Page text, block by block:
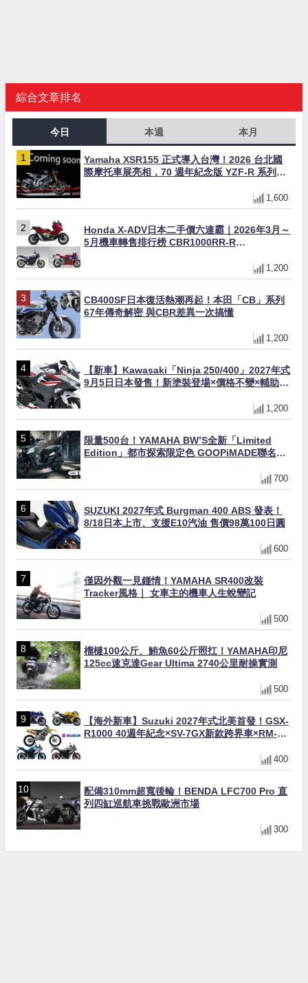
綜合文章排名
今日 本週 本月
Yamaha XSR155 正式導入台灣！2026 台北國
際摩托車展亮相，70 週年紀念版 YZF-R 系列限
1,600
Honda X-ADV日本二手價六連霸｜2026年3月～
5月機車轉售排行榜 CBR1000RR-R
1,200
CB400SF日本復活熱潮再起！本田「CB」系列
67年傳奇解密 與CBR差異一次搞懂
1,200
【新車】Kawasaki「Ninja 250/400」2027年式
9月5日日本發售！新塗裝登場×價格不變×輔助滑
1,200
限量500台！YAMAHA BW’S全新「Limited
Edition」都市探索限定色 GOOPiMADE聯名包
700
SUZUKI 2027年式 Burgman 400 ABS 發表！
8/18日本上市、支援E10汽油 售價98萬100日圓
600
僅因外觀一見鍾情！YAMAHA SR400改裝
Tracker風格｜ 女車主的機車人生蛻變記
500
榴槤100公斤、鮪魚60公斤照扛！YAMAHA印尼
125cc速克達Gear Ultima 2740公里耐操實測
500
【海外新車】Suzuki 2027年式北美首發！GSX-
R1000 40週年紀念×SV-7GX新款跨界車×RM-
400
配備310mm超寬後輪！BENDA LFC700 Pro 直
列四缸巡航車挑戰歐洲市場
300